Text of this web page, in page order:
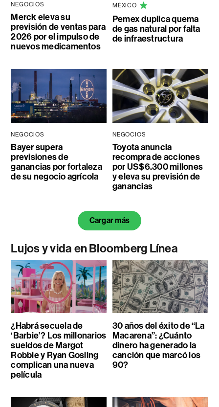
NEGOCIOS
Merck eleva su
previsión de ventas para
2026 por el impulso de
nuevos medicamentos
MÉXICO
Pemex duplica quema
de gas natural por falta
de infraestructura
NEGOCIOS
Bayer supera
previsiones de
ganancias por fortaleza
de su negocio agrícola
NEGOCIOS
Toyota anuncia
recompra de acciones
por US$6.300 millones
y eleva su previsión de
ganancias
Cargar más
Lujos y vida en Bloomberg Línea
¿Habrá secuela de
‘Barbie’? Los millonarios
sueldos de Margot
Robbie y Ryan Gosling
complican una nueva
película
30 años del éxito de “La
Macarena”: ¿Cuánto
dinero ha generado la
canción que marcó los
90?